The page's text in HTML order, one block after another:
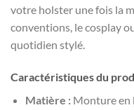
votre holster une fois la
conventions, le cosplay
quotidien stylé.
Caractéristiques du
Matière :Monture en